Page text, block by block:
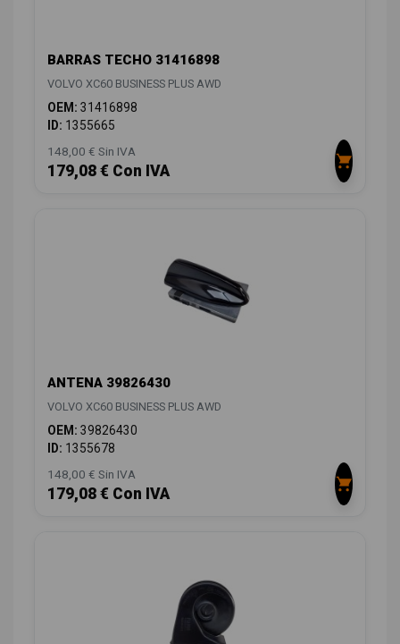
BARRAS TECHO 31416898
VOLVO XC60 BUSINESS PLUS AWD
OEM: 31416898
ID: 1355665
148,00 € Sin IVA
179,08 € Con IVA
ANTENA 39826430
VOLVO XC60 BUSINESS PLUS AWD
OEM: 39826430
ID: 1355678
148,00 € Sin IVA
179,08 € Con IVA